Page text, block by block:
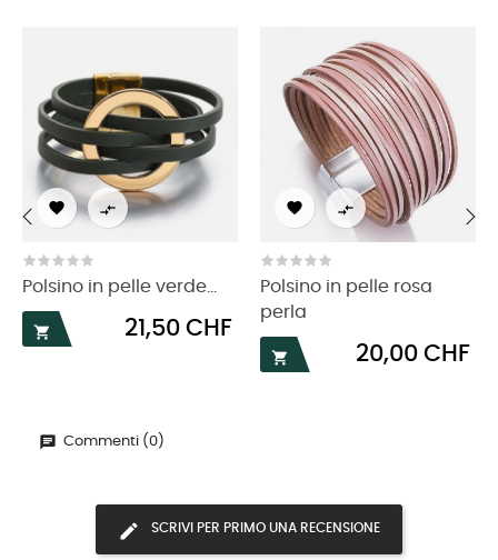
 
Polsino in pelle verde...

Prezzo
21,50 CHF
 
Polsino in pelle rosa
perla

Prezzo
20,00 CHF
‹
Commenti (0)
SCRIVI PER PRIMO UNA RECENSIONE